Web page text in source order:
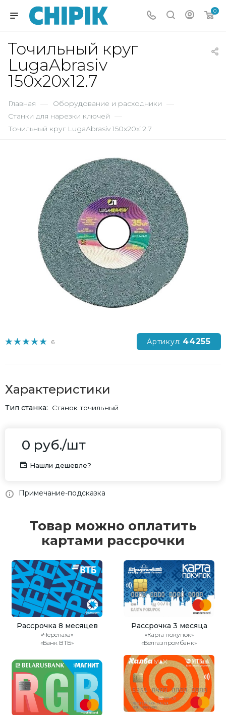
0
Точильный круг
LugaAbrasiv
150x20x12.7
Главная — Оборудование и расходники —
Станки для нарезки ключей —
Точильный круг LugaAbrasiv 150x20x12.7
6 Артикул: 44255
Характеристики
Тип станка Станок точильный
0 руб./шт
Нашли дешевле?
Примечание-подсказка
Товар можно оплатить
картами рассрочки
Рассрочка 8 месяцев
«Черепаха»
«Банк ВТБ»
Рассрочка 3 месяца
«Карта покупок»
«Белгазпромбанк»